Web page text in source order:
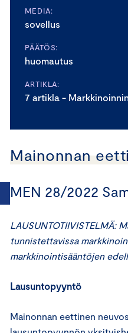
MEDIA:
sovellus
PÄÄTÖS:
huomautus
ARTIKLA:
7 artikla -
Mainonnan
MEN 28/2022
LAUSUNTOTIIVISTELMÄ:
tunnistettavissa
markkinointisääntöjen
Lausuntopyyntö
Mainonnan eettinen